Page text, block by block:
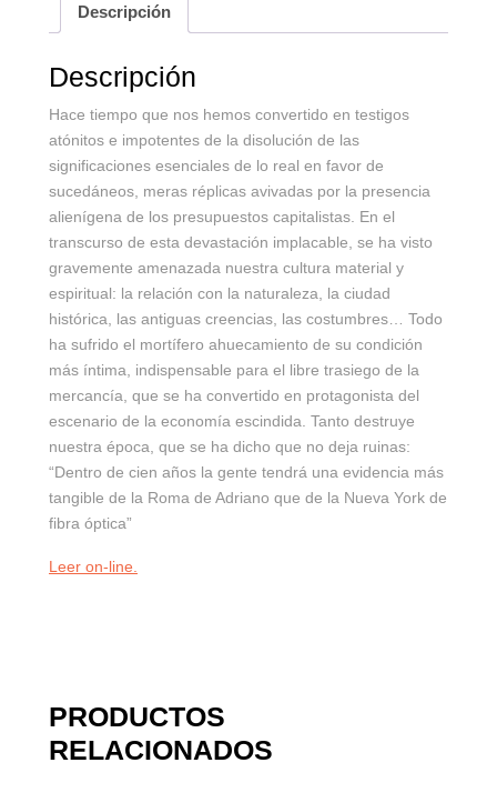
Descripción
Descripción
Hace tiempo que nos hemos convertido en testigos
atónitos e impotentes de la disolución de las
significaciones esenciales de lo real en favor de
sucedáneos, meras réplicas avivadas por la presencia
alienígena de los presupuestos capitalistas. En el
transcurso de esta devastación implacable, se ha visto
gravemente amenazada nuestra cultura material y
espiritual: la relación con la naturaleza, la ciudad
histórica, las antiguas creencias, las costumbres… Todo
ha sufrido el mortífero ahuecamiento de su condición
más íntima, indispensable para el libre trasiego de la
mercancía, que se ha convertido en protagonista del
escenario de la economía escindida. Tanto destruye
nuestra época, que se ha dicho que no deja ruinas:
“Dentro de cien años la gente tendrá una evidencia más
tangible de la Roma de Adriano que de la Nueva York de
fibra óptica”
Leer on-line.
PRODUCTOS
RELACIONADOS